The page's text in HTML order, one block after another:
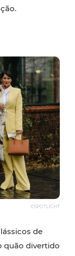
©SPOTLIGHT
de
quão divertido